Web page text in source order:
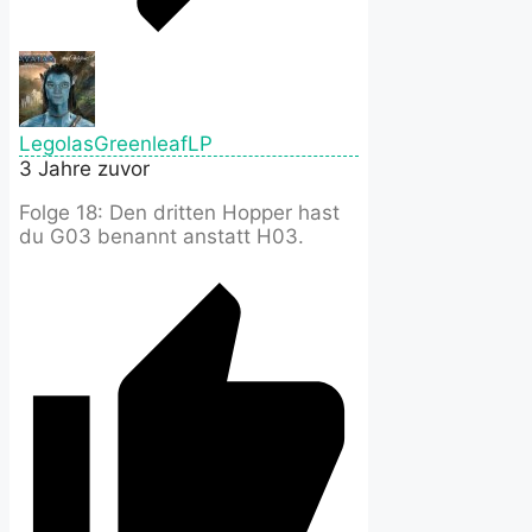
LegolasGreenleafLP
3 Jahre zuvor
Folge 18: Den dritten Hopper hast
du G03 benannt anstatt H03.